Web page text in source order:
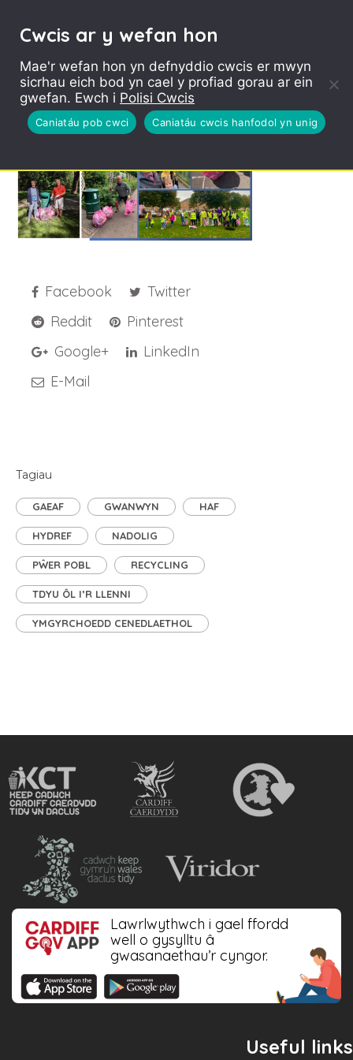
Collage 2021
Facebook
Twitter
Reddit
Pinterest
Google+
LinkedIn
E-Mail
Tagiau
GAEAF GWANWYN HAF
HYDREF NADOLIG
PŴER POBL RECYCLING
TDYU ÔL I’R LLENNI
YMGYRCHOEDD CENEDLAETHOL
Lawrlwythwch i gael ffordd
well o gysylltu â
gwasanaethau’r cyngor.
Useful links
Cwcis ar y wefan hon
Mae'r wefan hon yn defnyddio cwcis er mwyn
sicrhau eich bod yn cael y profiad gorau ar ein
gwefan. Ewch i Polisi Cwcis
Caniatáu pob cwci Caniatáu cwcis hanfodol yn unig